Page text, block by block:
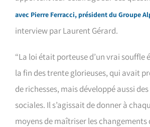
avec Pierre Ferracci, président du Groupe
interview par Laurent Gérard.
“La loi était porteuse d’un vrai souffle
la fin des trente glorieuses, qui avait
de richesses, mais développé aussi
sociales. Il s’agissait de donner à
moyens de maîtriser les changements